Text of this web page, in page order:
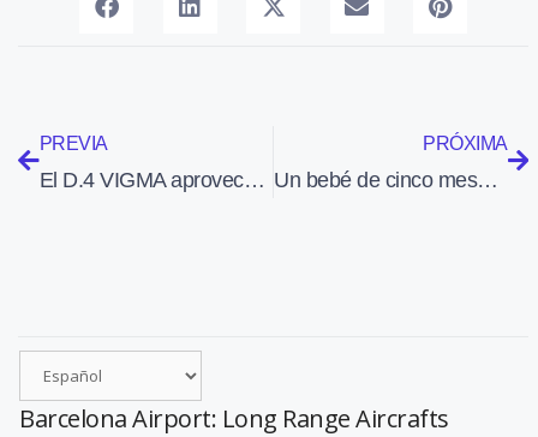
PREVIA
El D.4 VIGMA aprovechó un vuelo de vigilancia en el Índico para llevar correo a una fragata alemana
PRÓXIMA
Un bebé de cinco meses muere en la cinta de maletas del aeropuerto de Alicante
Barcelona Airport: Long Range Aircrafts